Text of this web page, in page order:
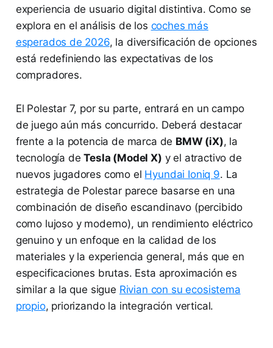
experiencia de usuario digital distintiva. Como se
explora en el análisis de los coches más
esperados de 2026, la diversificación de opciones
está redefiniendo las expectativas de los
compradores.
El Polestar 7, por su parte, entrará en un campo
de juego aún más concurrido. Deberá destacar
frente a la potencia de marca de BMW (iX), la
tecnología deTesla (Model X) y el atractivo de
nuevos jugadores como el Hyundai Ioniq 9. La
estrategia de Polestar parece basarse en una
combinación de diseño escandinavo (percibido
como lujoso y moderno), un rendimiento eléctrico
genuino y un enfoque en la calidad de los
materiales y la experiencia general, más que en
especificaciones brutas. Esta aproximación es
similar a la que sigue Rivian con su ecosistema
propio, priorizando la integración vertical.